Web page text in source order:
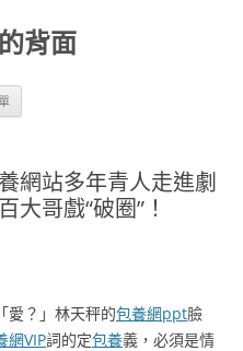
背面
網站多年青人走進劇
大哥戲“破圈”！
愛？」林天秤的包養網ppt臉
網VIP詞的定包養義，必須是情